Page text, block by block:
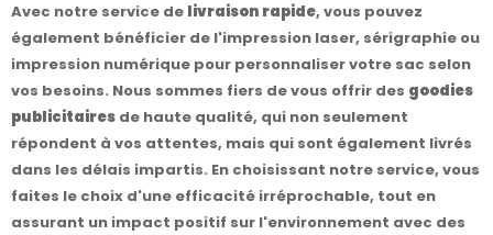
Avec notre service de livraison rapide, vous pouvez
également bénéficier de l'impression laser, sérigraphie ou
impression numérique pour personnaliser votre sac selon
vos besoins. Nous sommes fiers de vous offrir des goodies
publicitaires de haute qualité, qui non seulement
répondent à vos attentes, mais qui sont également livrés
dans les délais impartis. En choisissant notre service, vous
faites le choix d'une efficacité irréprochable, tout en
assurant un impact positif sur l'environnement avec des